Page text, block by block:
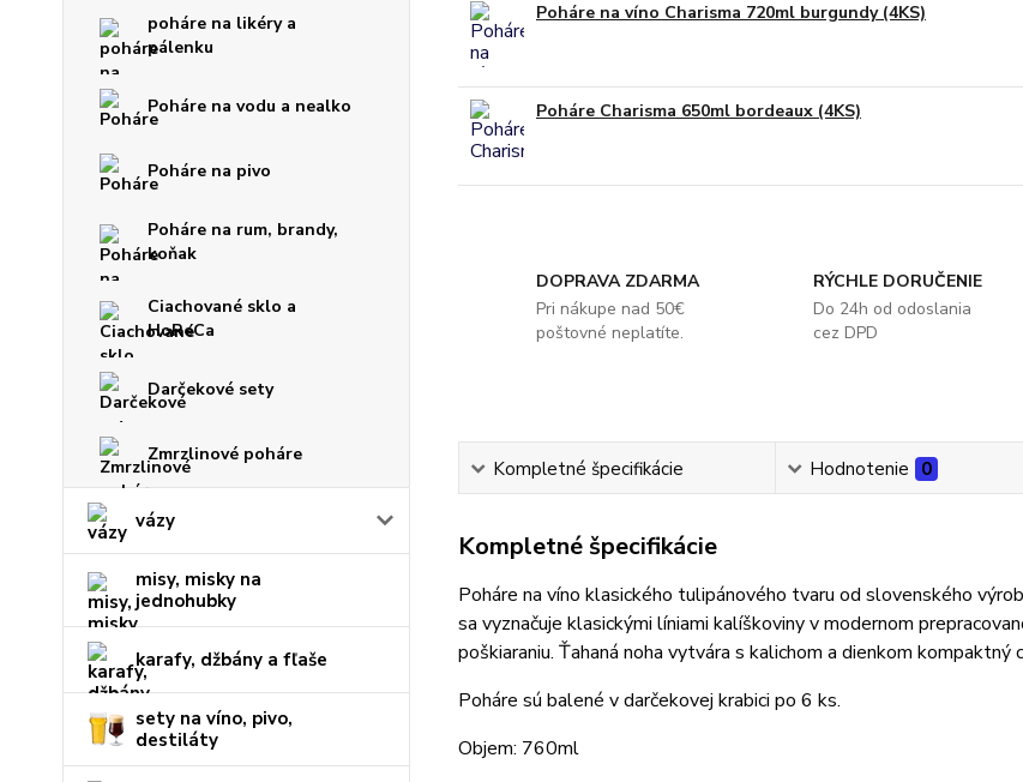
poháre na likéry a
pálenku
Poháre na vodu a nealko
Poháre na pivo
Poháre na rum, brandy,
koňak
Ciachované sklo a
HoReCa
Darčekové sety
Zmrzlinové poháre
vázy
misy, misky na
jednohubky
karafy, džbány a fľaše
sety na víno, pivo,
destiláty
Poháre na víno Charisma 720ml burgundy (4KS)
Poháre Charisma 650ml bordeaux (4KS)
DOPRAVA ZDARMA
Pri nákupe nad 50€
poštovné neplatíte.
RÝCHLE DORUČENIE
Do 24h od odoslania
cez DPD
Kompletné špecifikácie Hodnotenie 0
Kompletné špecifikácie
Poháre na víno klasického tulipánového tvaru od slovenského
sa vyznačuje klasickými líniami kalíškoviny v modernom
poškiaraniu. Ťahaná noha vytvára s kalichom a dienkom
Poháre sú balené v darčekovej krabici po 6 ks.
Objem: 760ml